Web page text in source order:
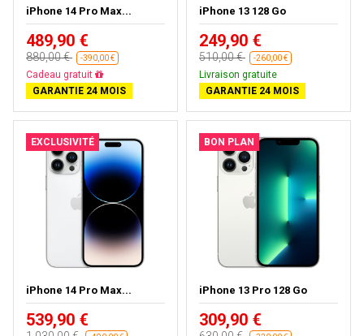
iPhone 14 Pro Max...
489,90 €
880,00 € -390,00 €
Livraison gratuite
GARANTIE 24 MOIS
iPhone 13 128 Go
249,90 €
510,00 € -260,00 €
Livraison gratuite
GARANTIE 24 MOIS
EXCLUSIVITÉ
iPhone 14 Pro Max...
539,90 €
BON PLAN
iPhone 13 Pro 128 Go
309,90 €